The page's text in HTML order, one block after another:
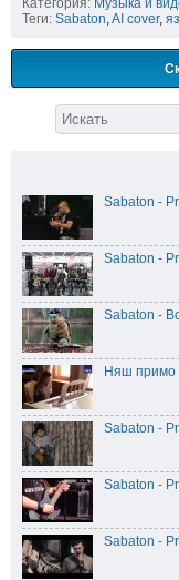
Категория: Музыка и
Теги: Sabaton,AI cover,
Sabaton -
Sabaton -
Sabaton -
Няш примо
Sabaton -
Sabaton -
Sabaton -